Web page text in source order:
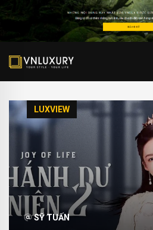
LUXVIEW
SỸ TUẤN